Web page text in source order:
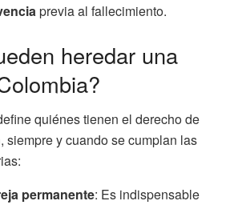
previa al fallecimiento.
heredar una
quiénes tienen el derecho de
siempre y cuando se cumplan las
permanente: Es indispensable